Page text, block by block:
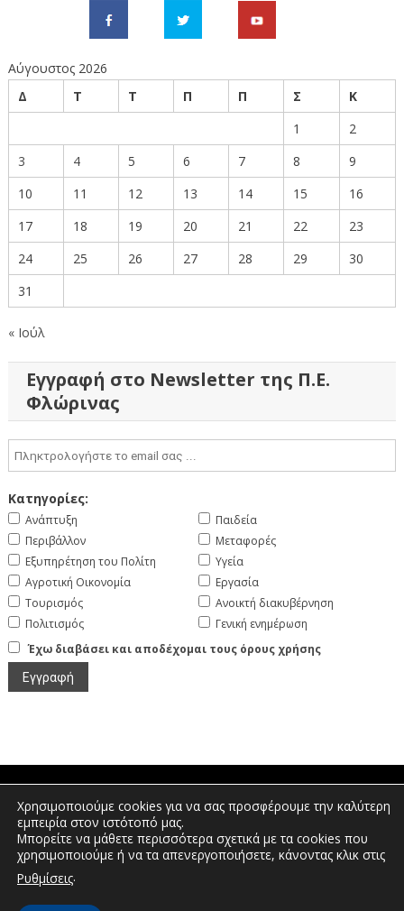
Αύγουστος 2026
Δ
Τ Τ Π Π Σ
Κ
1
2
3
4 5 6 7 8
9
10
11 12 13 14 15
16
17
18 19 20 21 22
23
24
25 26 27 28 29
30
31
« Ιούλ
Εγγραφή στο Newsletter της Π.Ε.
Φλώρινας
Κατηγορίες:
Ανάπτυξη
Περιβάλλον
Εξυπηρέτηση του Πολίτη
Αγροτική Οικονομία
Τουρισμός
Πολιτισμός
Παιδεία
Μεταφορές
Υγεία
Εργασία
Ανοικτή διακυβέρνηση
Γενική ενημέρωση
Έχω διαβάσει και αποδέχομαι τους όρους χρήσης
Πτολεμαίων 1, Διοικητήριο Φλώρινας |
Τηλέφωνο: 2385350400 | Email:
info.florina@pdm.gov.gr
Χρησιμοποιούμε cookies για να σας προσφέρουμε την καλύτερη
εμπειρία στον ιστότοπό μας.
Μπορείτε να μάθετε περισσότερα σχετικά με τα cookies που
χρησιμοποιούμε ή να τα απενεργοποιήσετε, κάνοντας κλικ στις
Ρυθμίσεις.